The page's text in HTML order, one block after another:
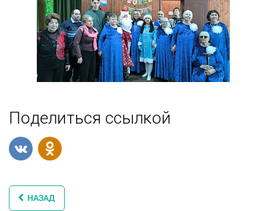
Поделиться ссылкой
НАЗАД